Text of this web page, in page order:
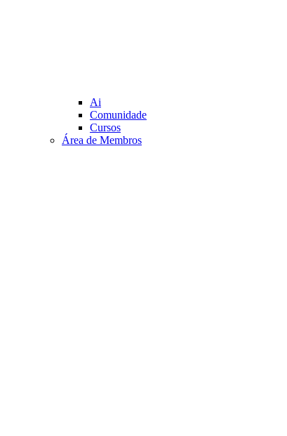
Ai
Comunidade
Cursos
Área de Membros